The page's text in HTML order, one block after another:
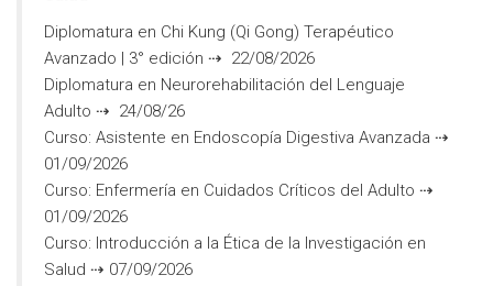
Diplomatura en Chi Kung (Qi Gong) Terapéutico
Avanzado | 3° edición ⇢ 22/08/2026
Diplomatura en Neurorehabilitación del Lenguaje
Adulto ⇢ 24/08/26
Curso: Asistente en Endoscopía Digestiva Avanzada ⇢
01/09/2026
Curso: Enfermería en Cuidados Críticos del Adulto ⇢
01/09/2026
Curso: Introducción a la Ética de la Investigación en
Salud ⇢ 07/09/2026